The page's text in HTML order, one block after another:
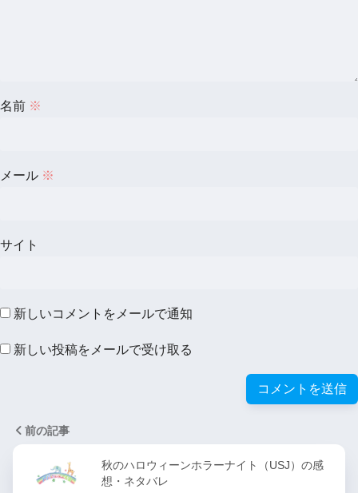
名前 ※
メール ※
サイト
新しいコメントをメールで通知
新しい投稿をメールで受け取る
前の記事
秋のハロウィーンホラーナイト（USJ）の感
想・ネタバレ